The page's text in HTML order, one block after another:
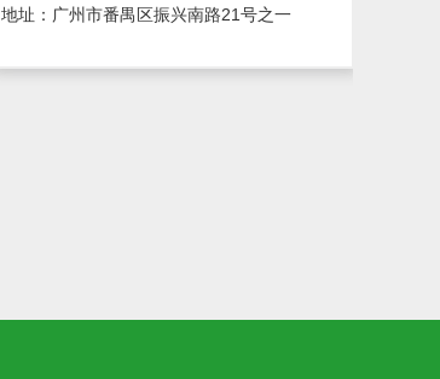
地址：广州市番禺区振兴南路21号之一